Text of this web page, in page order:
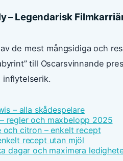
– Legendarisk
de mest mångsidiga och
till Oscarsvinnande
inflytelserik.
– alla skådespelare
regler och maxbelopp 2025
och citron – enkelt recept
recept utan mjöl
dagar och maximera